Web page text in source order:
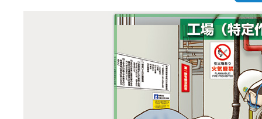
商品在庫照会